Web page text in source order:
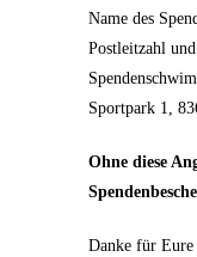
Name des
Postleitzahl
Sportpark 1,
Ohne diese
Danke für